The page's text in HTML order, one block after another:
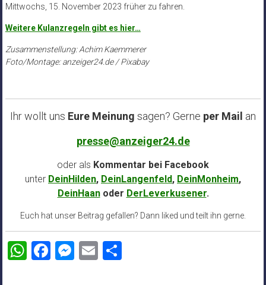
Mittwochs, 15. November 2023 früher zu fahren.
Weitere Kulanzregeln gibt es hier…
Zusammenstellung: Achim Kaemmerer
Foto/Montage: anzeiger24.de / Pixabay
Ihr wollt uns Eure Meinung sagen? Gerne per Mail an
presse@anzeiger24.de
oder als Kommentar bei Facebook
unter DeinHilden, DeinLangenfeld, DeinMonheim,
DeinHaanoder DerLeverkusener.
Euch hat unser Beitrag gefallen? Dann liked und teilt ihn gerne.
WhatsApp
Facebook
Messenger
EmailTeilen